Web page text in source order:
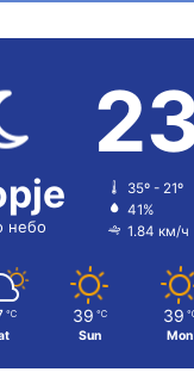
небо
35º - 21º
41%
1.84 км/ч
℃ 39 ℃
Sun
39
Mon